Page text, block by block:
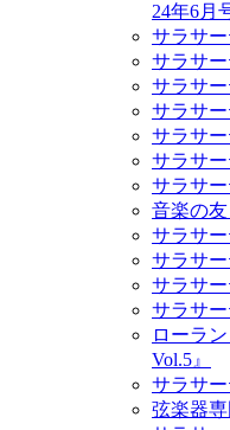
24年6月
サラサ
サラサー
サラサ
サラサ
サラサ
サラサ
サラサ
音楽の
サラサ
サラサ
サラサ
サラサ
ローラン
Vol.5』
サラサ
弦楽器専